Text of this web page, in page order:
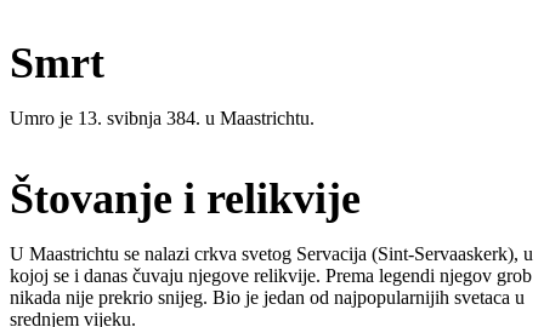
Smrt
Umro je 13. svibnja 384. u Maastrichtu.
Štovanje i relikvije
U Maastrichtu se nalazi crkva svetog Servacija (Sint-Servaaskerk), u
kojoj se i danas čuvaju njegove relikvije. Prema legendi njegov grob
nikada nije prekrio snijeg. Bio je jedan od najpopularnijih svetaca u
srednjem vijeku.